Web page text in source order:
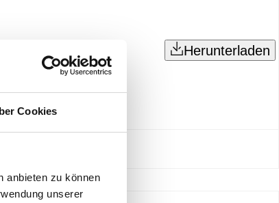
Cookies
anbieten zu können
unserer
Herunterladen